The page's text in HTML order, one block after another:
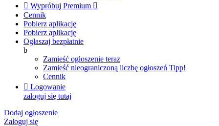
 Wypróbuj Premium 
Cennik
Pobierz aplikację
Pobierz aplikację
Ogłaszaj bezpłatnie
b
Zamieść ogłoszenie teraz
Zamieść nieograniczoną liczbę ogłoszeń Tipp!
Cennik
 Logowanie
zaloguj się tutaj
Dodaj ogłoszenie
Zaloguj się